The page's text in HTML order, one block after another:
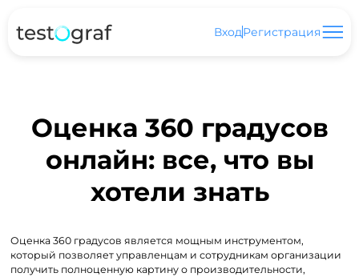
ВходРегистрация
Оценка 360 градусов
онлайн: все, что вы
хотели знать
Оценка 360 градусов является мощным инструментом,
который позволяет управленцам и сотрудникам организации
получить полноценную картину о производительности,